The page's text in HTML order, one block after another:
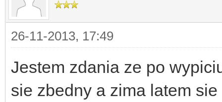
26-11-2013, 17:49
Jestem zdania ze po
sie zbedny a zima latem